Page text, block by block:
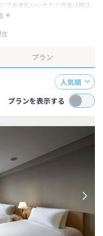
てお支払いいただく代金は税込
が一部変更となる場合がござい
時間ごとに更新されます。最
在
プラン
人気順
プランを表示する